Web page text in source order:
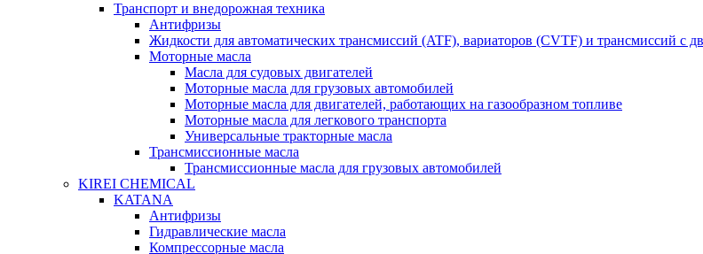
Транспорт и внедорожная техника
Антифризы
Жидкости для автоматических трансмиссий (ATF), вариаторов (CVTF) и трансмиссий с
Моторные масла
Масла для судовых двигателей
Моторные масла для грузовых автомобилей
Моторные масла для двигателей, работающих на газообразном топливе
Моторные масла для легкового транспорта
Универсальные тракторные масла
Трансмиссионные масла
Трансмиссионные масла для грузовых автомобилей
KIREI CHEMICAL
KATANA
Антифризы
Гидравлические масла
Компрессорные масла